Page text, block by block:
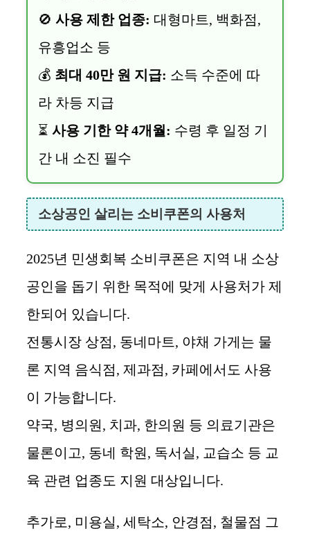
🚫 사용 제한 업종: 대형마트, 백화점,
유흥업소 등
💰 최대 40만 원 지급: 소득 수준에 따
라 차등 지급
⏳ 사용 기한 약 4개월: 수령 후 일정 기
간 내 소진 필수
소상공인 살리는 소비쿠폰의 사용처
2025년 민생회복 소비쿠폰은 지역 내 소상
공인을 돕기 위한 목적에 맞게 사용처가 제
한되어 있습니다.
전통시장 상점, 동네마트, 야채 가게는 물
론 지역 음식점, 제과점, 카페에서도 사용
이 가능합니다.
약국, 병의원, 치과, 한의원 등 의료기관은
물론이고, 동네 학원, 독서실, 교습소 등 교
육 관련 업종도 지원 대상입니다.
추가로, 미용실, 세탁소, 안경점, 철물점 그